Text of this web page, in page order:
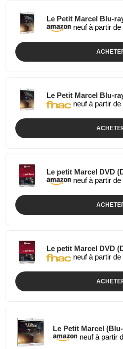
Le Petit Marcel Blu-
neuf à partir de
Le Petit Marcel Blu-
neuf à partir de
Le petit Marcel DVD
neuf à partir de
Le petit Marcel DVD
neuf à partir de
Le Petit Marcel
neuf à partir